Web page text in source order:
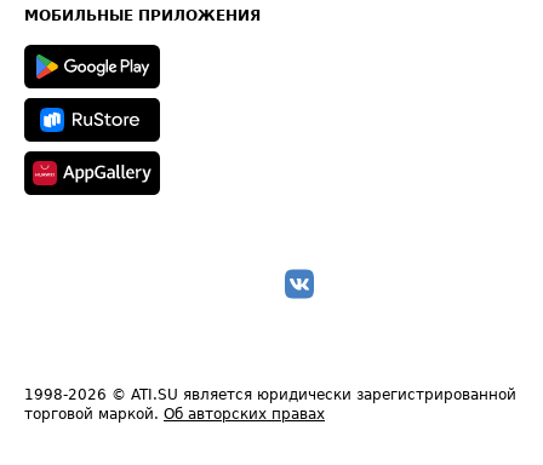
Техническая информация
МОБИЛЬНЫЕ ПРИЛОЖЕНИЯ
1998-2026 © ATI.SU является юридически зарегистрированной
торговой маркой. Об авторских правах